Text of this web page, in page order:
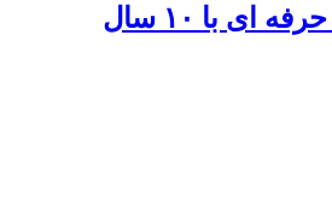
طراح گرافیک حرفه ای با ۱۰ سال